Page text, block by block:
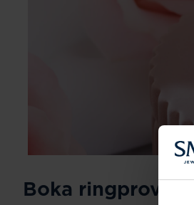
Boka ringprovning